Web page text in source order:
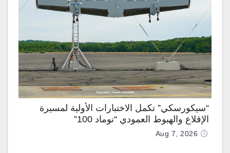
“سيكورسكي” تكمل الاختبارات الأولية لمسيرة
الإقلاع والهبوط العمودي “نوماد 100”
Aug 7, 2026